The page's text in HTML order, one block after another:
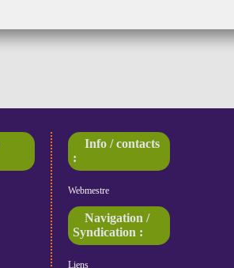
Info / contacts
:
Webmestre
Navigation /
Syndication :
Liens